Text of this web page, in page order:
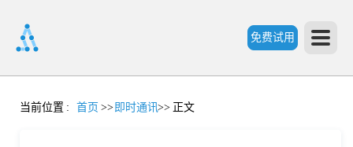
免费试用
首
当前位置 : 首页 >> 即时通讯>> 正文